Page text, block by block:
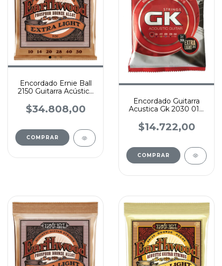
Encordado Ernie Ball
2150 Guitarra Acústica
Bronze
$34.808,00
Encordado Guitarra
Acustica Gk 2030 010
$14.722,00